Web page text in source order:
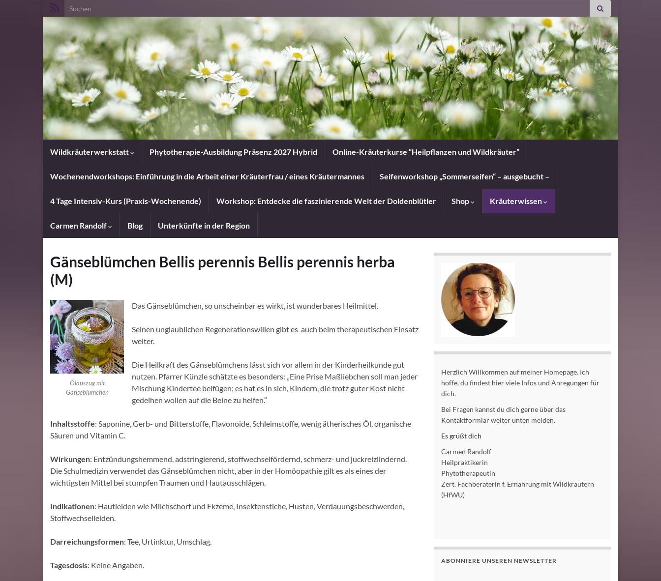
Search for:
Wildkräuterwerkstatt Phytotherapie-Ausbildung Präsenz 2027 Hybrid Online-Kräuterkurse “Heilpflanzen und Wildkräuter”
Wochenendworkshops: Einführung in die Arbeit einer Kräuterfrau / eines Kräutermannes Seifenworkshop „Sommerseifen“ – ausgebucht –
4 Tage Intensiv-Kurs (Praxis-Wochenende) Workshop: Entdecke die faszinierende Welt der Doldenblütler Shop Kräuterwissen
Carmen Randolf Blog Unterkünfte in der Region
Gänseblümchen Bellis perennis Bellis perennis herba
(M)
Ölauszug mit
Gänseblümchen
Das Gänseblümchen, so unscheinbar es wirkt, ist wunderbares Heilmittel.
Seinen unglaublichen Regenerationswillen gibt es auch beim therapeutischen Einsatz
weiter.
Die Heilkraft des Gänseblümchens lässt sich vor allem in der Kinderheilkunde gut
nutzen. Pfarrer Künzle schätzte es besonders: „Eine Prise Maßliebchen soll man jeder
Mischung Kindertee beifügen; es hat es in sich, Kindern, die trotz guter Kost nicht
gedeihen wollen auf die Beine zu helfen.”
Inhaltsstoffe: Saponine, Gerb- und Bitterstoffe, Flavonoide, Schleimstoffe, wenig ätherisches Öl, organische
Säuren und Vitamin C.
Wirkungen: Entzündungshemmend, adstringierend, stoffwechselfördernd, schmerz- und juckreizlindernd.
Die Schulmedizin verwendet das Gänseblümchen nicht, aber in der Homöopathie gilt es als eines der
wichtigsten Mittel bei stumpfen Traumen und Hautausschlägen.
Indikationen: Hautleiden wie Milchschorf und Ekzeme, Insektenstiche, Husten, Verdauungsbe­schwerden,
Stoffwechselleiden.
Darreichungsformen: Tee, Urtinktur, Umschlag.
Tagesdosis: Keine Angaben.
Herzlich Willkommen auf meiner Homepage. Ich
hoffe, du findest hier viele Infos und Anregungen für
dich.
Bei Fragen kannst du dich gerne über das
Kontaktformlar weiter unten melden.
Es grüßt dich
Carmen Randolf
Heilpraktikerin
Phytotherapeutin
Zert. Fachberaterin f. Ernährung mit Wildkräutern
(HfWU)
ABONNIERE UNSEREN NEWSLETTER